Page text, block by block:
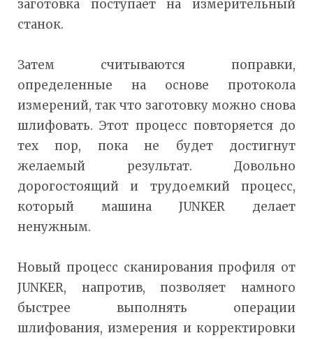
заготовка поступает на измерительный
станок.
Затем считываются поправки,
определенные на основе протокола
измерений, так что заготовку можно снова
шлифовать. Этот процесс повторяется до
тех пор, пока не будет достигнут
желаемый результат. Довольно
дорогостоящий и трудоемкий процесс,
который машина JUNKER делает
ненужным.
Новый процесс сканирования профиля от
JUNKER, напротив, позволяет намного
быстрее выполнять операции
шлифования, измерения и корректировки